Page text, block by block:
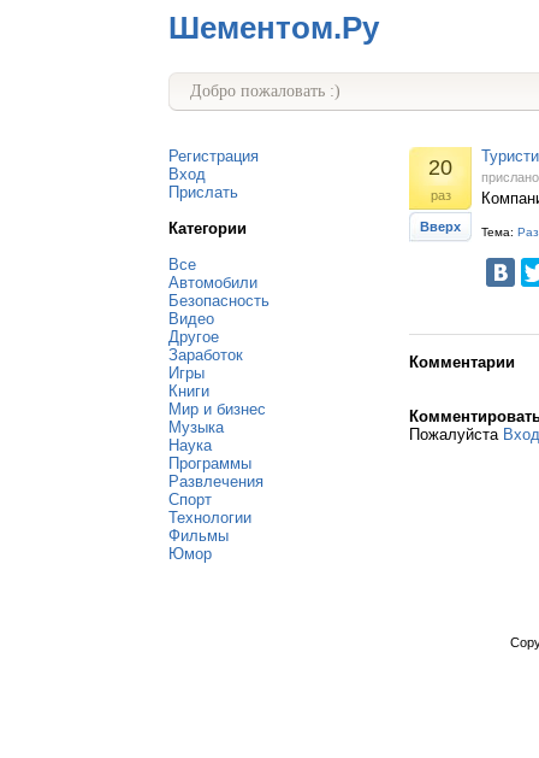
Шементом.Ру
Добро пожаловать :)
Регистрация
Вход
Прислать
Категории
Все
Автомобили
Безопасность
Видео
Другое
Заработок
Игры
Книги
Мир и бизнес
Музыка
Наука
Программы
Развлечения
Спорт
Технологии
Фильмы
Юмор
20
раз
Вверх Тема:
Комментарии
Пожалуйста Вход